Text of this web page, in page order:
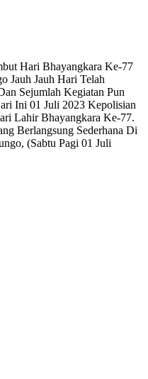
Hari Bhayangkara Ke-77
Jauh Jauh Hari Telah
Sejumlah Kegiatan Pun
Ini 01 Juli 2023 Kepolisian
Lahir Bhayangkara Ke-77.
Berlangsung Sederhana Di
(Sabtu Pagi 01 Juli